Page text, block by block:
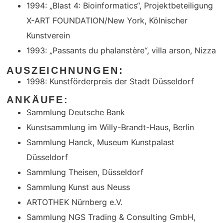
1994: „Blast 4: Bioinformatics“, Projektbeteiligung
X-ART FOUNDATION/New York, Kölnischer
Kunstverein
1993: „Passants du phalanstère“, villa arson, Nizza
AUSZEICHNUNGEN:
1998: Kunstförderpreis der Stadt Düsseldorf
ANKÄUFE:
Sammlung Deutsche Bank
Kunstsammlung im Willy-Brandt-Haus, Berlin
Sammlung Hanck, Museum Kunstpalast
Düsseldorf
Sammlung Theisen, Düsseldorf
Sammlung Kunst aus Neuss
ARTOTHEK Nürnberg e.V.
Sammlung NGS Trading & Consulting GmbH,